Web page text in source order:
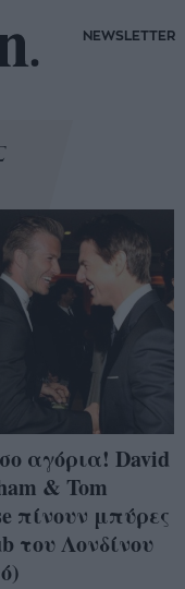
NEWSLETTER
αγόρια! David
& Tom
πίνουν μπύρες
του Λονδίνου